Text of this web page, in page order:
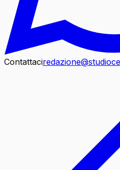
Contattaci